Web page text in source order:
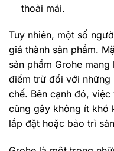
thoải mái.
Tuy nhiên, một số
giá thành sản phẩm.
sản phẩm Grohe
điểm trừ đối với những
chế. Bên cạnh đó,
cũng gây không ít khó
lắp đặt hoặc bảo trì